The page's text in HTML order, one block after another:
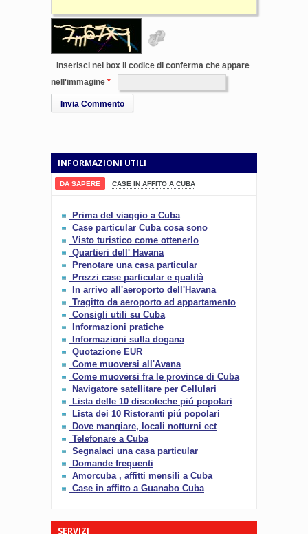
Inserisci nel box il codice di conferma che appare
nell'immagine
Invia Commento
INFORMAZIONI UTILI
DA SAPERE CASE IN AFFITO A CUBA
Prima del viaggio a Cuba
Case particular Cuba cosa sono
Visto turistico come ottenerlo
Quartieri dell' Havana
Prenotare una casa particular
Prezzi case particular e qualità
In arrivo all'aeroporto dell'Havana
Tragitto da aeroporto ad appartamento
Consigli utili su Cuba
Informazioni pratiche
Informazioni sulla dogana
Quotazione EUR
Come muoversi all'Avana
Come muoversi fra le province di Cuba
Navigatore satellitare per Cellulari
Lista delle 10 discoteche piú popolari
Lista dei 10 Ristoranti piú popolari
Dove mangiare, locali notturni ect
Telefonare a Cuba
Segnalaci una casa particular
Domande frequenti
Amorcuba , affitti mensili a Cuba
Case in affitto a Guanabo Cuba
SERVIZI